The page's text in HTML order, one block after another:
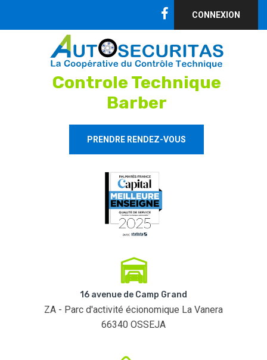
CONNEXION
Controle Technique
Barber
PRENDRE RENDEZ-VOUS
16 avenue de Camp Grand
ZA - Parc d'activité écionomique La Vanera
66340 OSSEJA